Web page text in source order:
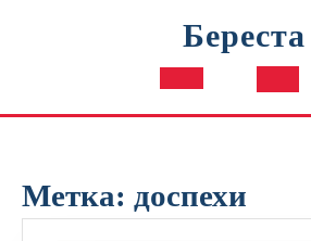
Береста
Кнопка
Метка: доспехи